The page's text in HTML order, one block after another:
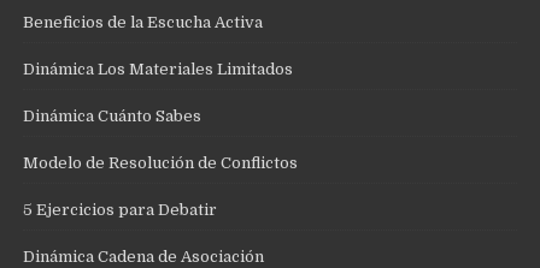
Beneficios de la Escucha Activa
Dinámica Los Materiales Limitados
Dinámica Cuánto Sabes
Modelo de Resolución de Conflictos
5 Ejercicios para Debatir
Dinámica Cadena de Asociación